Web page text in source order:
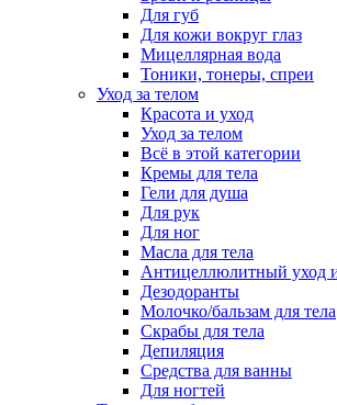
Для губ
Для кожи вокруг глаз
Мицеллярная вода
Тоники, тонеры, спреи
Уход за телом
Красота и уход
Уход за телом
Всё в этой категории
Кремы для тела
Гели для душа
Для рук
Для ног
Масла для тела
Антицеллюлитный уход
Дезодоранты
Молочко/бальзам для тела
Скрабы для тела
Депиляция
Средства для ванны
Для ногтей